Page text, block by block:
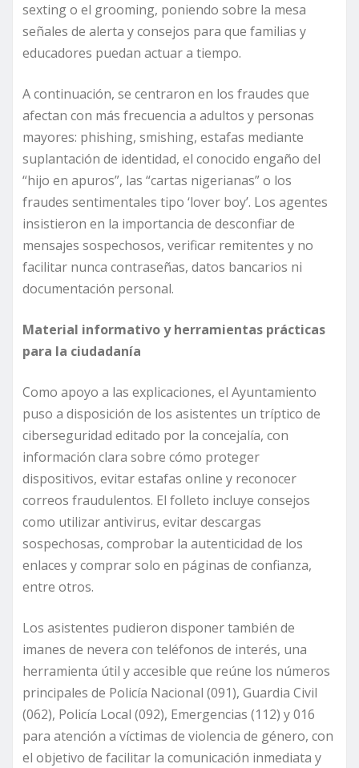
sexting o el grooming, poniendo sobre la mesa
señales de alerta y consejos para que familias y
educadores puedan actuar a tiempo.
A continuación, se centraron en los fraudes que
afectan con más frecuencia a adultos y personas
mayores: phishing, smishing, estafas mediante
suplantación de identidad, el conocido engaño del
“hijo en apuros”, las “cartas nigerianas” o los
fraudes sentimentales tipo ‘lover boy’. Los agentes
insistieron en la importancia de desconfiar de
mensajes sospechosos, verificar remitentes y no
facilitar nunca contraseñas, datos bancarios ni
documentación personal.
Material informativo y herramientas prácticas
para la ciudadanía
Como apoyo a las explicaciones, el Ayuntamiento
puso a disposición de los asistentes un tríptico de
ciberseguridad editado por la concejalía, con
información clara sobre cómo proteger
dispositivos, evitar estafas online y reconocer
correos fraudulentos. El folleto incluye consejos
como utilizar antivirus, evitar descargas
sospechosas, comprobar la autenticidad de los
enlaces y comprar solo en páginas de confianza,
entre otros.
Los asistentes pudieron disponer también de
imanes de nevera con teléfonos de interés, una
herramienta útil y accesible que reúne los números
principales de Policía Nacional (091), Guardia Civil
(062), Policía Local (092), Emergencias (112) y 016
para atención a víctimas de violencia de género, con
el objetivo de facilitar la comunicación inmediata y